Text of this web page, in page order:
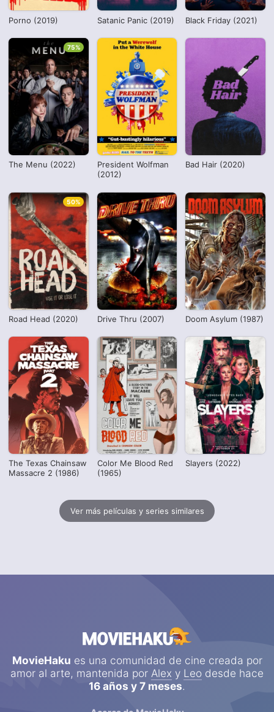
Porno (2019) Satanic Panic (2019) Black Friday (2021)
The Menu (2022)
75%
President Wolfman
(2012)
Bad Hair (2020)
Road Head (2020)
50%
Drive Thru (2007) Doom Asylum (1987)
The Texas Chainsaw
Massacre 2 (1986)
Color Me Blood Red
(1965)
Slayers (2022)
Ver más películas y series similares
MovieHaku es una comunidad de cine creada por
amor al arte, mantenida por Alex y Leo desde hace
16 años y 7 meses.